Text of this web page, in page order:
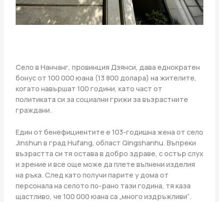
Село в Нанчанг, провинция Дзянси, дава еднократен
бонус от 100 000 юана (13 800 долара) на жителите,
когато навършат 100 години, като част от
политиката си за социални грижи за възрастните
граждани.
Един от бенефициентите е 103-годишна жена от село
Jinshun в град Hufang, област Qingshanhu. Въпреки
възрастта си тя остава в добро здраве, с остър слух
и зрение и все още може да плете вълнени изделия
на ръка. След като получи парите у дома от
персонала на селото по-рано тази година, тя каза
щастливо, че 100 000 юана са „много издръжливи“.